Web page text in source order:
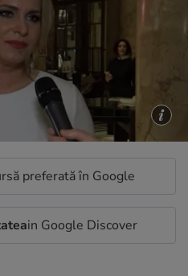
preferată în Google
in Google Discover